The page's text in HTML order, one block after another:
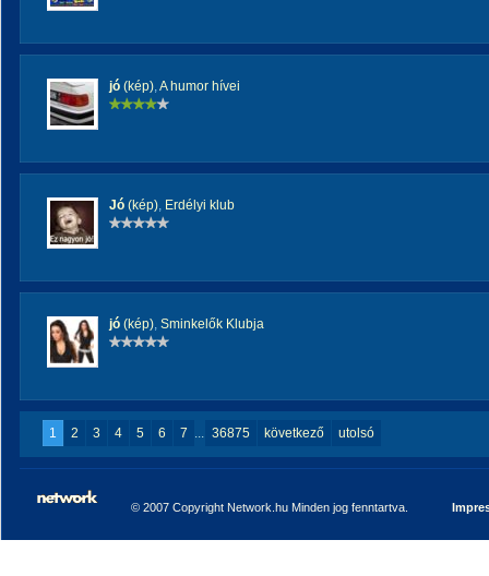
jó (kép),A humor hívei
Jó (kép), Erdélyi klub
jó (kép), Sminkelők Klubja
1 2 3 4 5 6 7 ... 36875 következő utolsó
© 2007 Copyright Network.hu Minden jog fenntartva.